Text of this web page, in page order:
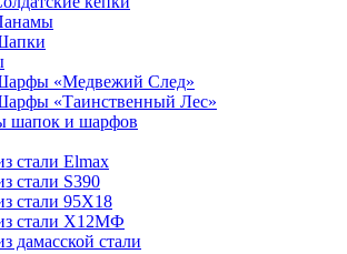
«Медвежий След»
«Таинственный Лес»
шапок и шарфов
стали Elmax
стали S390
стали 95X18
стали Х12МФ
дамасской стали